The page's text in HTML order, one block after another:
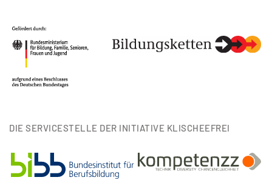
DIE SERVICESTELLE DER INITIATIVE KLISCHEEFREI